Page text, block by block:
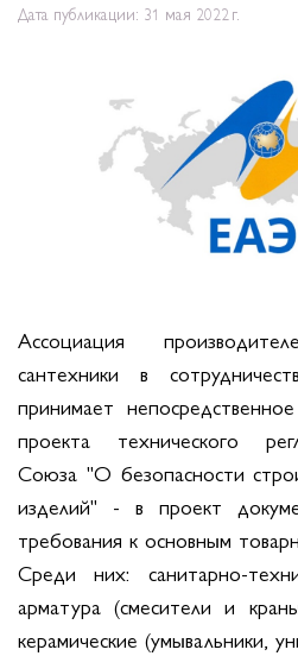
Дата публикации: 31 мая 2022 г.
Ассоциация
сантехники в
принимает
проекта технического
Союза "О безопасности
изделий" - в проект
требования к основным
Среди них: санитарно-
арматура (смесители и
керамические (умывальники,